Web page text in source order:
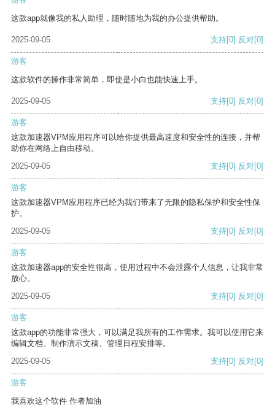
这款app就像我的私人助理，随时随地为我的办公提供帮助。
2025-09-05 支持[0] 反对[0]
游客
这款软件的操作非常简单，即使是小白也能快速上手。
2025-09-05 支持[0] 反对[0]
游客
这款加速器VPM应用程序可以给你提供最高速度和安全性的连接，并帮
助你在网络上自由移动。
2025-09-05
支持[0] 反对[0]
游客
这款加速器VPM应用程序已经为我们带来了无限的隐私保护和安全性保
护。
2025-09-05
支持[0] 反对[0]
游客
这款加速器app的安全性很高，使用过程中不会泄露个人信息，让我非常
放心。
2025-09-05
支持[0] 反对[0]
游客
这款app的功能非常强大，可以满足我所有的工作需求。我可以使用它来
编辑文档、制作演示文稿、管理日程安排等。
2025-09-05
支持[0] 反对[0]
游客
我喜欢这个软件 作者加油